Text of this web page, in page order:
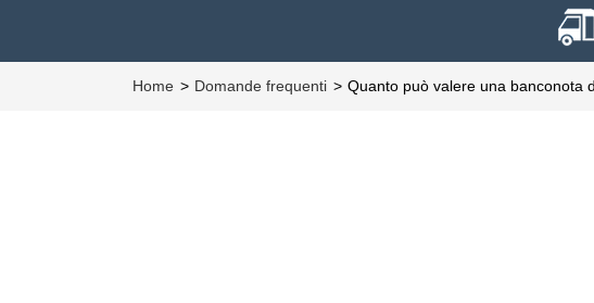
Home Domande frequenti Quanto può valere una banconota